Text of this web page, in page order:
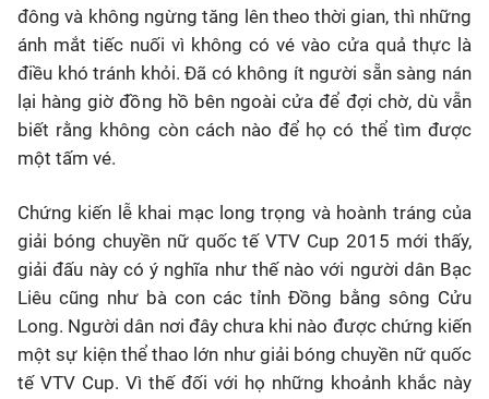
đông và không ngừng tăng lên theo thời gian, thì những
ánh mắt tiếc nuối vì không có vé vào cửa quả thực là
điều khó tránh khỏi. Đã có không ít người sẵn sàng nán
lại hàng giờ đồng hồ bên ngoài cửa để đợi chờ, dù vẫn
biết rằng không còn cách nào để họ có thể tìm được
một tấm vé.
Chứng kiến lễ khai mạc long trọng và hoành tráng của
giải bóng chuyền nữ quốc tế VTV Cup 2015 mới thấy,
giải đấu này có ý nghĩa như thế nào với người dân Bạc
Liêu cũng như bà con các tỉnh Đồng bằng sông Cửu
Long. Người dân nơi đây chưa khi nào được chứng kiến
một sự kiện thể thao lớn như giải bóng chuyền nữ quốc
tế VTV Cup. Vì thế đối với họ những khoảnh khắc này